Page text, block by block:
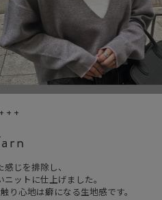
+ + +
じを排除し、
ットに仕上げました。
り心地は癖になる生地感です。